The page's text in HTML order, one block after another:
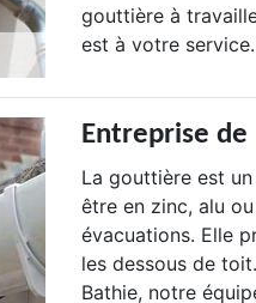
gouttière à
est à votre service.
Entreprise
La gouttière est
être en zinc, alu
évacuations. Elle
les dessous de
Bathie, notre